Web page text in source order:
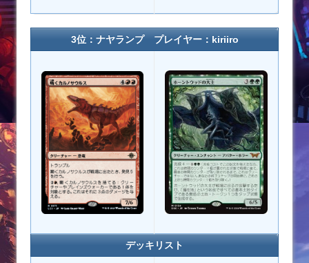
3位：ナヤランプ プレイヤー：kiriiro
デッキリスト